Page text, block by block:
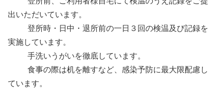
出いただいています。
登所時・日中・退所前の一日３回の検温及び記録を
実施しています。
手洗いうがいを徹底しています。
食事の際は机を離すなど、感染予防に最大限配慮し
ています。